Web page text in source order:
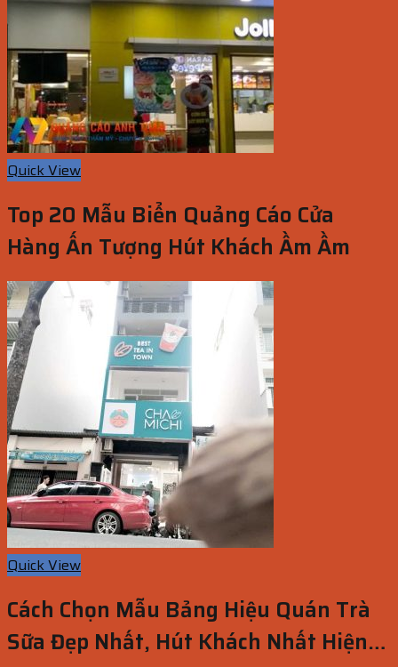
Quick View
Top 20 Mẫu Biển Quảng Cáo Cửa
Hàng Ấn Tượng Hút Khách Ầm Ầm
Quick View
Cách Chọn Mẫu Bảng Hiệu Quán Trà
Sữa Đẹp Nhất, Hút Khách Nhất Hiện